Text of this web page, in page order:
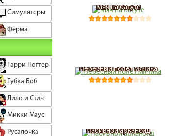
Симуляторы
Ферма
Гарри Поттер
Губка Боб
Лило и Стич
Микки Маус
Русалочка
Мяч на батуте
Небесный полет мячика
Набивной арканоид